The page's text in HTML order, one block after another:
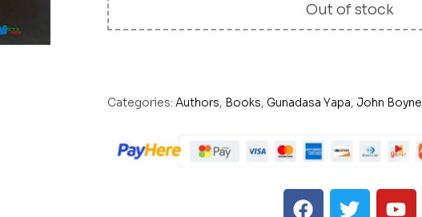
Out of stock
Categories: Authors, Books,Gunadasa Yapa, John Boyne